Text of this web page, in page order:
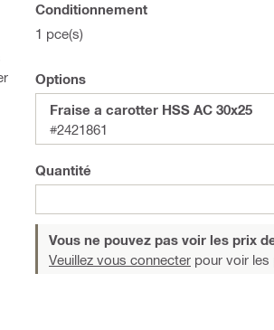
Conditionnement
1 pce(s)
Options
Fraise a carotter HSS AC 30x25
#2421861
Quantité
Vous ne pouvez pas voir les prix
Veuillez vous connecter pour voir les